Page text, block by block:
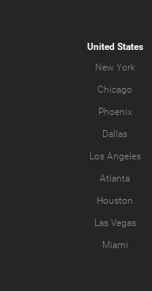
United States
New York
Chicago
Phoenix
Dallas
Los Angeles
Atlanta
Houston
Las Vegas
Miami